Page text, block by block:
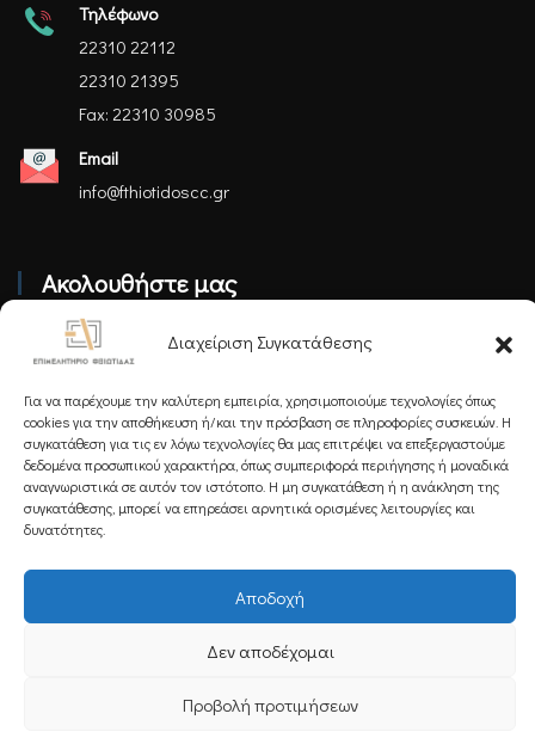
Διαχείριση Συγκατάθεσης
Για να παρέχουμε την καλύτερη εμπειρία, χρησιμοποιούμε τεχνολογίες όπως
cookies για την αποθήκευση ή/και την πρόσβαση σε πληροφορίες συσκευών. Η
συγκατάθεση για τις εν λόγω τεχνολογίες θα μας επιτρέψει να επεξεργαστούμε
δεδομένα προσωπικού χαρακτήρα, όπως συμπεριφορά περιήγησης ή μοναδικά
αναγνωριστικά σε αυτόν τον ιστότοπο. Η μη συγκατάθεση ή η ανάκληση της
συγκατάθεσης, μπορεί να επηρεάσει αρνητικά ορισμένες λειτουργίες και
δυνατότητες.
Αποδοχή
Δεν αποδέχομαι
Προβολή προτιμήσεων
Τηλέφωνο
22310 22112
22310 21395
Fax: 22310 30985
Email
info@fthiotidoscc.gr
Ακολουθήστε μας
Εγγραφείτε στο Newsletter μας
Εγγραφή
Copyright 2025 Powered by